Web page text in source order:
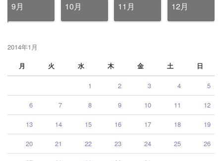
9月 10月 11月 12月
2014年1月
月
火 水 木 金 土 日
1 2 3 4 5
6 7 8 9 10 11 12
13 14 15 16 17 18 19
20 21 22 23 24 25 26